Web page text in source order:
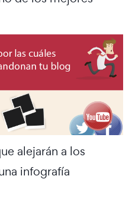
alejarán a los
infografía